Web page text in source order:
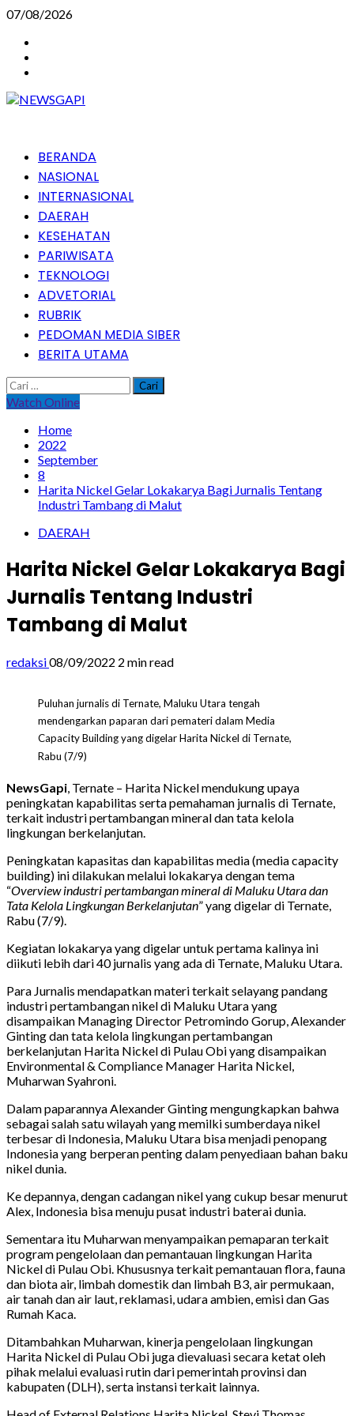
Skip
content
07/08/2026
PrimaryBERANDA
NASIONAL
INTERNASIONAL
DAERAH
KESEHATAN
PARIWISATA
TEKNOLOGI
ADVETORIAL
RUBRIK
PEDOMAN MEDIA SIBER
BERITA UTAMA
Cari
untuk:
Watch Online
Home
2022
September
8
Harita Nickel Gelar Lokakarya Bagi Jurnalis Tentang
Industri Tambang di Malut
DAERAH
Harita Nickel Gelar Lokakarya Bagi
Jurnalis Tentang Industri
Tambang di Malut
redaksi08/09/2022 2 min read
Puluhan jurnalis di Ternate, Maluku Utara tengah
mendengarkan paparan dari pemateri dalam Media
Capacity Building yang digelar Harita Nickel di Ternate,
Rabu (7/9)
NewsGapi, Ternate – Harita Nickel mendukung upaya
peningkatan kapabilitas serta pemahaman jurnalis di Ternate,
terkait industri pertambangan mineral dan tata kelola
lingkungan berkelanjutan.
Peningkatan kapasitas dan kapabilitas media (media capacity
building) ini dilakukan melalui lokakarya dengan tema
“Overview industri pertambangan mineral di Maluku Utara dan
Tata Kelola Lingkungan Berkelanjutan” yang digelar di Ternate,
Rabu (7/9).
Kegiatan lokakarya yang digelar untuk pertama kalinya ini
diikuti lebih dari 40 jurnalis yang ada di Ternate, Maluku Utara.
Para Jurnalis mendapatkan materi terkait selayang pandang
industri pertambangan nikel di Maluku Utara yang
disampaikan Managing Director Petromindo Gorup, Alexander
Ginting dan tata kelola lingkungan pertambangan
berkelanjutan Harita Nickel di Pulau Obi yang disampaikan
Environmental & Compliance Manager Harita Nickel,
Muharwan Syahroni.
Dalam paparannya Alexander Ginting mengungkapkan bahwa
sebagai salah satu wilayah yang memilki sumberdaya nikel
terbesar di Indonesia, Maluku Utara bisa menjadi penopang
Indonesia yang berperan penting dalam penyediaan bahan baku
nikel dunia.
Ke depannya, dengan cadangan nikel yang cukup besar menurut
Alex, Indonesia bisa menuju pusat industri baterai dunia.
Sementara itu Muharwan menyampaikan pemaparan terkait
program pengelolaan dan pemantauan lingkungan Harita
Nickel di Pulau Obi. Khususnya terkait pemantauan flora, fauna
dan biota air, limbah domestik dan limbah B3, air permukaan,
air tanah dan air laut, reklamasi, udara ambien, emisi dan Gas
Rumah Kaca.
Ditambahkan Muharwan, kinerja pengelolaan lingkungan
Harita Nickel di Pulau Obi juga dievaluasi secara ketat oleh
pihak melalui evaluasi rutin dari pemerintah provinsi dan
kabupaten (DLH), serta instansi terkait lainnya.